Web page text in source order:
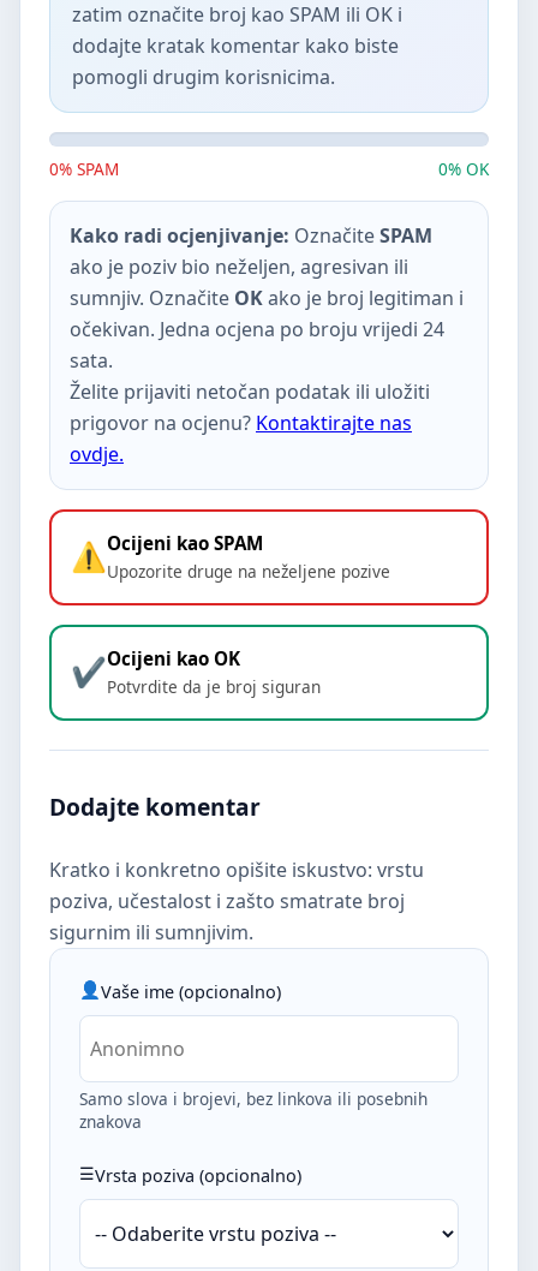
zatim označite broj kao SPAM ili OK i
dodajte kratak komentar kako biste
pomogli drugim korisnicima.
0% SPAM 0% OK
Kako radi ocjenjivanje: OznačiteSPAM
ako je poziv bio neželjen, agresivan ili
sumnjiv. Označite OKako je broj legitiman i
očekivan. Jedna ocjena po broju vrijedi 24
sata.
Želite prijaviti netočan podatak ili uložiti
prigovor na ocjenu? Kontaktirajte nas
ovdje.
Ocijeni kao SPAM
Upozorite druge na neželjene pozive
Ocijeni kao OK
Potvrdite da je broj siguran
Dodajte komentar
Kratko i konkretno opišite iskustvo: vrstu
poziva, učestalost i zašto smatrate broj
sigurnim ili sumnjivim.
Vaše ime (opcionalno)
Samo slova i brojevi, bez linkova ili posebnih
znakova
Vrsta poziva (opcionalno)